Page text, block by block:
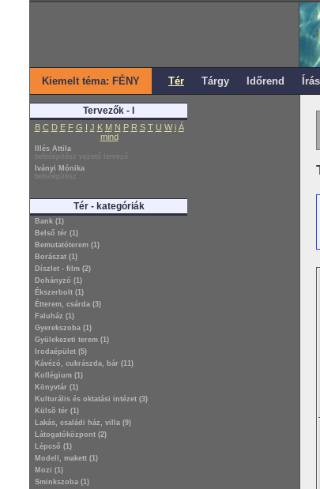
Kiemelt téma: FÉNY Tér Tárgy Időrend
Tervezők - I
B C D E F G I J K M N P R S T U W i Á
mind
Illés Attila
belsőépítész vezető tervező
Iványi Mónika
belsőépítész
Tér - kategóriák
Bank (1)
Belső tér (1)
Bemutatóterem (1)
Borászat (1)
Díszlet - film (2)
Dohányzó (1)
Ékszerbolt (1)
Étterem, csárda (3)
Faluház (1)
Gyerekszoba (1)
Gyülekezeti terem (1)
Irodaépület (5)
Kávézó, cukrászda, bár (11)
Kollégium (1)
Könyvtár (1)
Kulturális és oktatási intézet (3)
Külsõ tér (1)
Lakás, családi ház, villa (9)
Látogatóközpont (2)
Lépcső (1)
Modell, makett (1)
Mozi (1)
Sminkszoba (1)